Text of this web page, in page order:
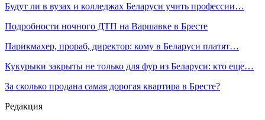
Будут ли в вузах и колледжах Беларуси учить профессии…
Подробности ночного ДТП на Варшавке в Бресте
Парикмахер, прораб, директор: кому в Беларуси платят…
Кукурыки закрыты не только для фур из Беларуси: кто еще…
За сколько продана самая дорогая квартира в Бресте?
Редакция